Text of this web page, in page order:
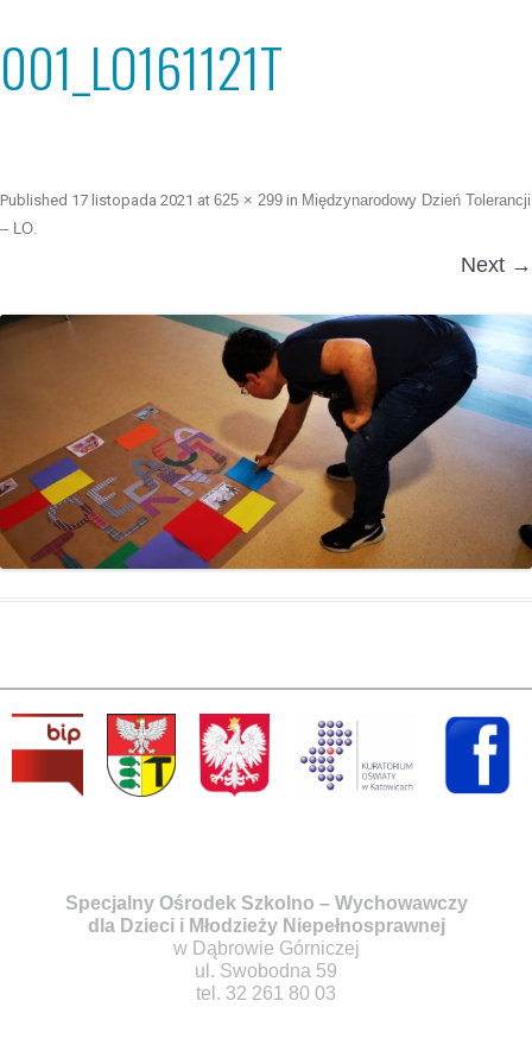
001_LO161121T
Published 17 listopada 2021 at 625 × 299 in Międzynarodowy Dzień Tolerancji
– LO.
Next →
Specjalny Ośrodek Szkolno – Wychowawczy
dla Dzieci i Młodzieży Niepełnosprawnej
w Dąbrowie Górniczej
ul. Swobodna 59
tel. 32 261 80 03